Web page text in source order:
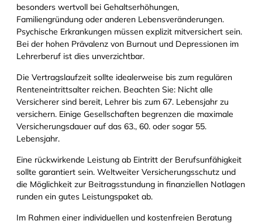
besonders wertvoll bei Gehaltserhöhungen,
Familiengründung oder anderen Lebensveränderungen.
Psychische Erkrankungen müssen explizit mitversichert sein.
Bei der hohen Prävalenz von Burnout und Depressionen im
Lehrerberuf ist dies unverzichtbar.
Die Vertragslaufzeit sollte idealerweise bis zum regulären
Renteneintrittsalter reichen. Beachten Sie: Nicht alle
Versicherer sind bereit, Lehrer bis zum 67. Lebensjahr zu
versichern. Einige Gesellschaften begrenzen die maximale
Versicherungsdauer auf das 63., 60. oder sogar 55.
Lebensjahr.
Eine rückwirkende Leistung ab Eintritt der Berufsunfähigkeit
sollte garantiert sein. Weltweiter Versicherungsschutz und
die Möglichkeit zur Beitragsstundung in finanziellen Notlagen
runden ein gutes Leistungspaket ab.
Im Rahmen einer individuellen und kostenfreien Beratung